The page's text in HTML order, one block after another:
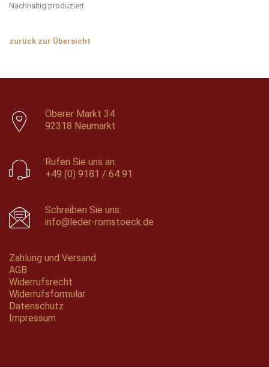
Nachhaltig produziert
zurück zur Übersicht
Oberer Markt 34
92318 Neumarkt
Rufen Sie uns an:
+49 (0) 9181 / 64 91
Schreiben Sie uns:
info@leder-romstoeck.de
Zahlung und Versand
AGB
Widerrufsrecht
Widerrufsformular
Datenschutz
Impressum